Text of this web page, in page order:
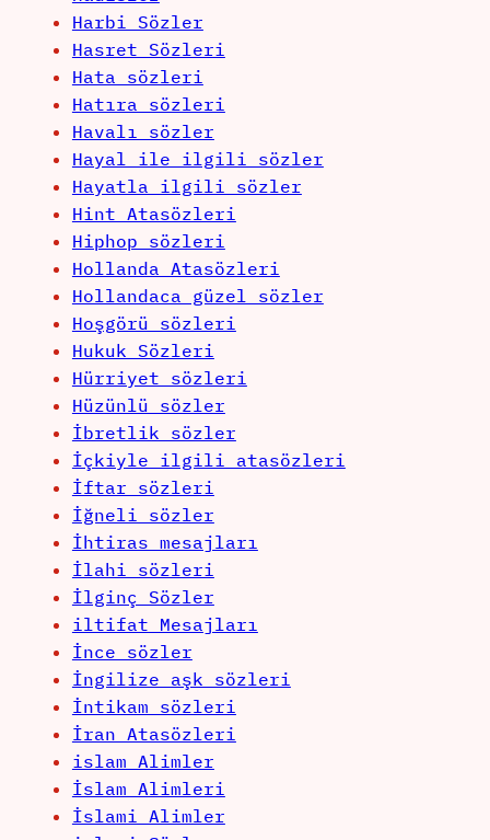
Harbi Sözler
Hasret Sözleri
Hata sözleri
Hatıra sözleri
Havalı sözler
Hayal ile ilgili sözler
Hayatla ilgili sözler
Hint Atasözleri
Hiphop sözleri
Hollanda Atasözleri
Hollandaca güzel sözler
Hoşgörü sözleri
Hukuk Sözleri
Hürriyet sözleri
Hüzünlü sözler
İbretlik sözler
İçkiyle ilgili atasözleri
İftar sözleri
İğneli sözler
İhtiras mesajları
İlahi sözleri
İlginç Sözler
iltifat Mesajları
İnce sözler
İngilize aşk sözleri
İntikam sözleri
İran Atasözleri
islam Alimler
İslam Alimleri
İslami Alimler